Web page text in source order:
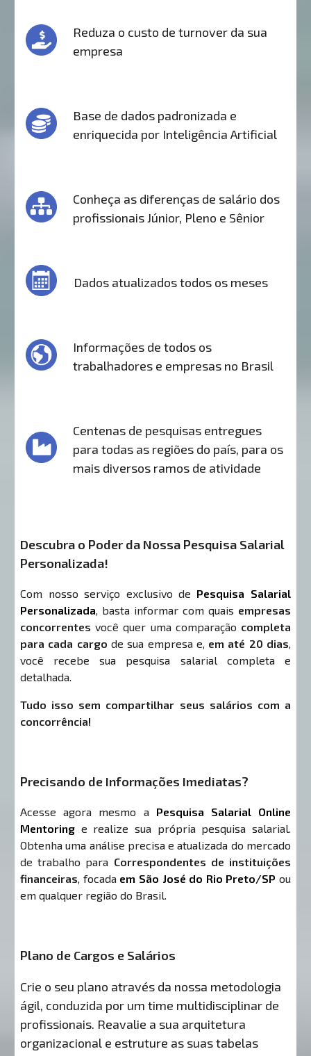
Reduza o custo de turnover da sua
empresa
Base de dados padronizada e
enriquecida por Inteligência Artificial
Conheça as diferenças de salário dos
profissionais Júnior, Pleno e Sênior
Dados atualizados todos os meses
Informações de todos os
trabalhadores e empresas no Brasil
Centenas de pesquisas entregues
para todas as regiões do país, para os
mais diversos ramos de atividade
Descubra o Poder da Nossa Pesquisa Salarial
Personalizada!
Com nosso serviço exclusivo de Pesquisa Salarial
Personalizada, basta informar com quais empresas
concorrentes você quer uma comparação completa
para cada cargo de sua empresa e, em até 20 dias,
você recebe sua pesquisa salarial completa e
detalhada.
Tudo isso sem compartilhar seus salários com a
concorrência!
Precisando de Informações Imediatas?
Acesse agora mesmo a Pesquisa Salarial Online
Mentoring e realize sua própria pesquisa salarial.
Obtenha uma análise precisa e atualizada do mercado
de trabalho para Correspondentes de instituições
financeiras, focada em São José do Rio Preto/SP ou
em qualquer região do Brasil.
Plano de Cargos e Salários
Crie o seu plano através da nossa metodologia
ágil, conduzida por um time multidisciplinar de
profissionais. Reavalie a sua arquitetura
organizacional e estruture as suas tabelas